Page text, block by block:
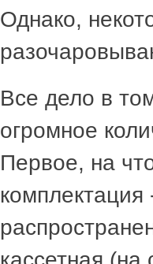
Однако,
Все дело в
огромное
Первое, на